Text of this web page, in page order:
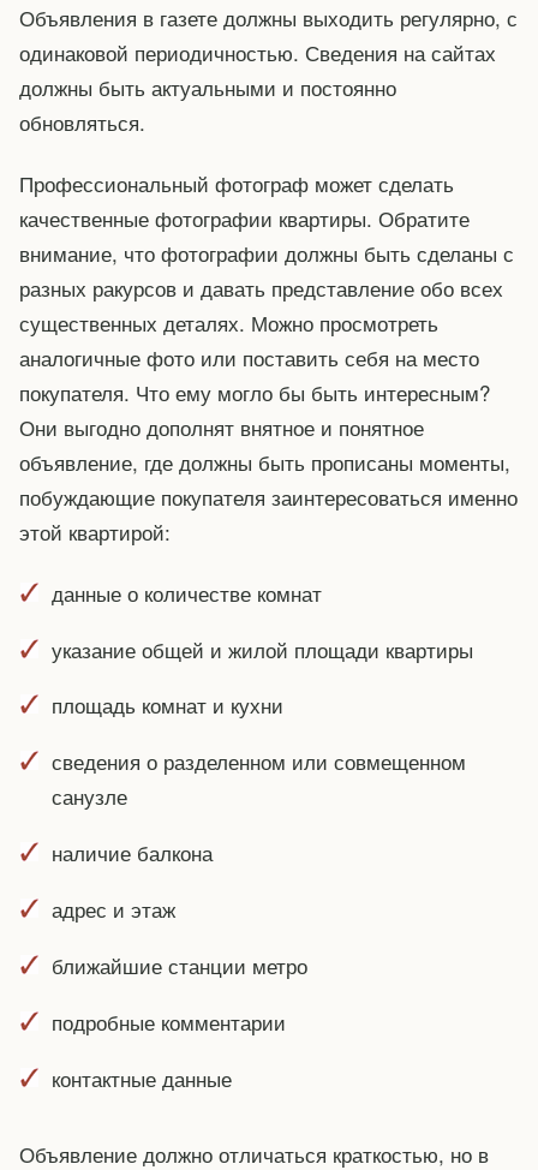
Объявления в газете должны выходить регулярно, с
одинаковой периодичностью. Сведения на сайтах
должны быть актуальными и постоянно
обновляться.
Профессиональный фотограф может сделать
качественные фотографии квартиры. Обратите
внимание, что фотографии должны быть сделаны с
разных ракурсов и давать представление обо всех
существенных деталях. Можно просмотреть
аналогичные фото или поставить себя на место
покупателя. Что ему могло бы быть интересным?
Они выгодно дополнят внятное и понятное
объявление, где должны быть прописаны моменты,
побуждающие покупателя заинтересоваться именно
этой квартирой:
данные о количестве комнат
указание общей и жилой площади квартиры
площадь комнат и кухни
сведения о разделенном или совмещенном
санузле
наличие балкона
адрес и этаж
ближайшие станции метро
подробные комментарии
контактные данные
Объявление должно отличаться краткостью, но в